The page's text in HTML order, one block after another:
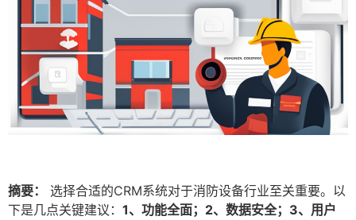
摘要：
选择合适的CRM系统对于消防设备行业至关重要。以
下是几点关键建议： 1、功能全面；2、数据安全；3、用户